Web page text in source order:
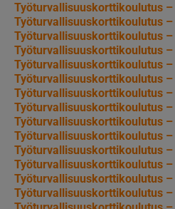
Työturvallisuuskorttikoulutus –
Työturvallisuuskorttikoulutus –
Työturvallisuuskorttikoulutus –
Työturvallisuuskorttikoulutus –
Työturvallisuuskorttikoulutus –
Työturvallisuuskorttikoulutus –
Työturvallisuuskorttikoulutus –
Työturvallisuuskorttikoulutus –
Työturvallisuuskorttikoulutus –
Työturvallisuuskorttikoulutus –
Työturvallisuuskorttikoulutus –
Työturvallisuuskorttikoulutus –
Työturvallisuuskorttikoulutus –
Työturvallisuuskorttikoulutus –